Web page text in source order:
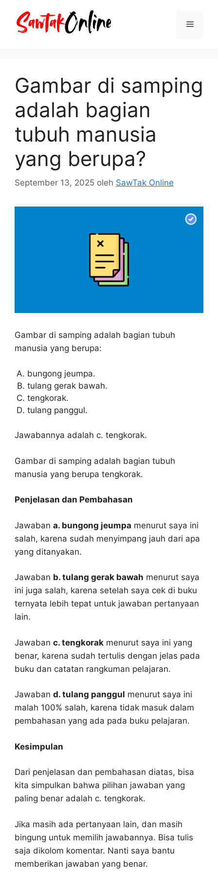
Menu
Gambar di samping
adalah bagian
tubuh manusia
yang berupa?
September 13, 2025 oleh SawTak Online
Gambar di samping adalah bagian tubuh
manusia yang berupa:
bungong jeumpa.
tulang gerak bawah.
tengkorak.
tulang panggul.
Jawabannya adalah c. tengkorak.
Gambar di samping adalah bagian tubuh
manusia yang berupa tengkorak.
Penjelasan dan Pembahasan
Jawaban a. bungong jeumpa menurut saya ini
salah, karena sudah menyimpang jauh dari apa
yang ditanyakan.
Jawaban b. tulang gerak bawah menurut saya
ini juga salah, karena setelah saya cek di buku
ternyata lebih tepat untuk jawaban pertanyaan
lain.
Jawaban c. tengkorak menurut saya ini yang
benar, karena sudah tertulis dengan jelas pada
buku dan catatan rangkuman pelajaran.
Jawaban d. tulang panggul menurut saya ini
malah 100% salah, karena tidak masuk dalam
pembahasan yang ada pada buku pelajaran.
Kesimpulan
Dari penjelasan dan pembahasan diatas, bisa
kita simpulkan bahwa pilihan jawaban yang
paling benar adalah c. tengkorak.
Jika masih ada pertanyaan lain, dan masih
bingung untuk memilih jawabannya. Bisa tulis
saja dikolom komentar. Nanti saya bantu
memberikan jawaban yang benar.